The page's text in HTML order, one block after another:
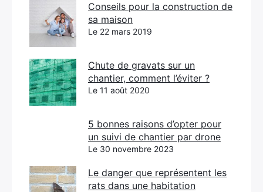
Conseils pour la construction de
sa maison
Le 22 mars 2019
Chute de gravats sur un
chantier, comment l’éviter ?
Le 11 août 2020
5 bonnes raisons d’opter pour
un suivi de chantier par drone
Le 30 novembre 2023
Le danger que représentent les
rats dans une habitation